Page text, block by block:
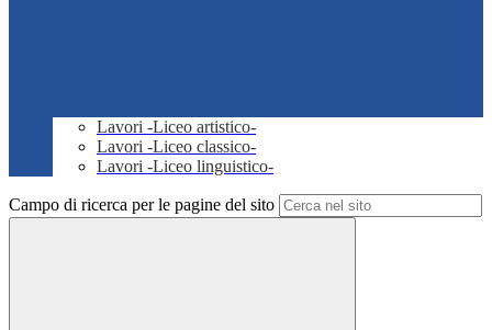
Lavori -Liceo artistico-
Lavori -Liceo classico-
Lavori -Liceo linguistico-
Campo di ricerca per le pagine del sito